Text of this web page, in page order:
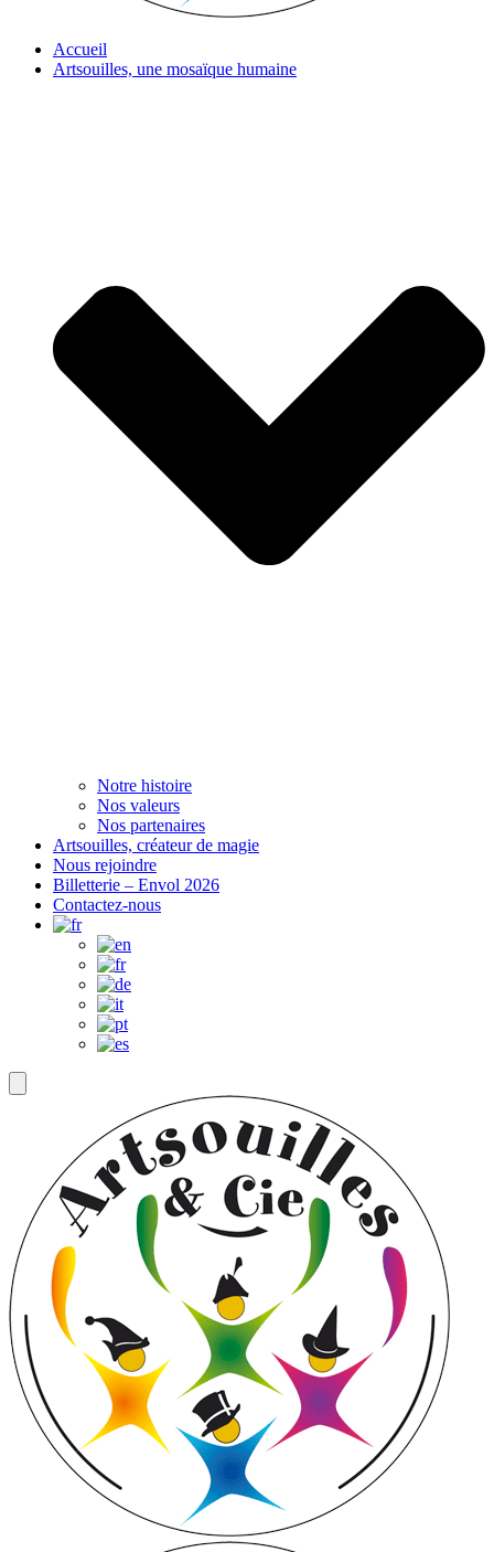
Accueil
Artsouilles, une mosaïque humaine
Notre histoire
Nos valeurs
Nos partenaires
Artsouilles, créateur de magie
Nous rejoindre
Billetterie – Envol 2026
Contactez-nous